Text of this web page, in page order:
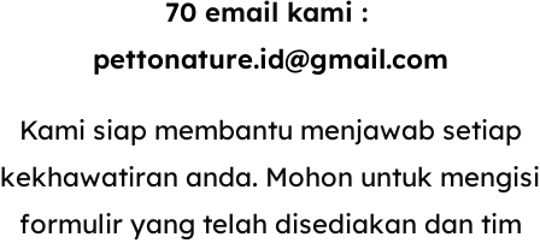
70 email kami :
pettonature.id@gmail.com
Kami siap membantu menjawab setiap
kekhawatiran anda. Mohon untuk mengisi
formulir yang telah disediakan dan tim